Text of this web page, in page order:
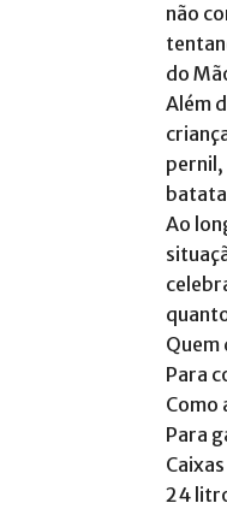
não
do
Além
pernil,
Ao
Quem
Para
Como
Para
24